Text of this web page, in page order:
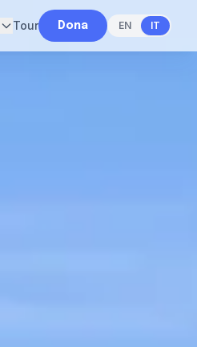
Tour Dona EN IT